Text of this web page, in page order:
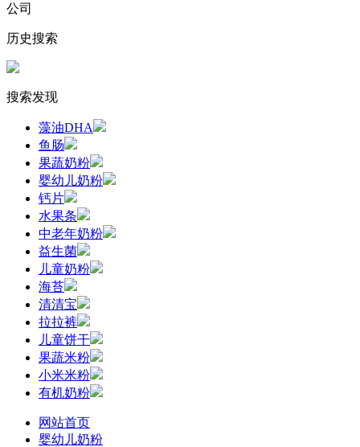
公司
历史搜索
搜索发现
藻油DHA
鱼肠
果蔬奶粉
婴幼儿奶粉
钙片
水果条
中老年奶粉
益生菌
儿童奶粉
海苔
清清宝
拉拉裤
儿童饼干
果蔬米粉
小米米粉
有机奶粉
网站首页
婴幼儿奶粉